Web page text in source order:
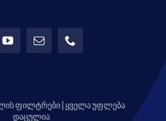
ფილტრები | ყველა უფლება
დაცულია